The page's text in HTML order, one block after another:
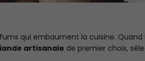
qui embaument la cuisine.
artisanale de premier choix,